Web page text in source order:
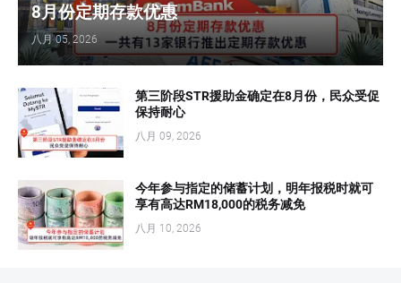
8月份定期存款优惠
八月 05, 2026
第三阶段STR援助金确定在8月份，民众受促
保持耐心
八月 09, 2026
今年参与指定的储蓄计划，明年报税时就可
享有高达RM18,000的税务减免
八月 10, 2026